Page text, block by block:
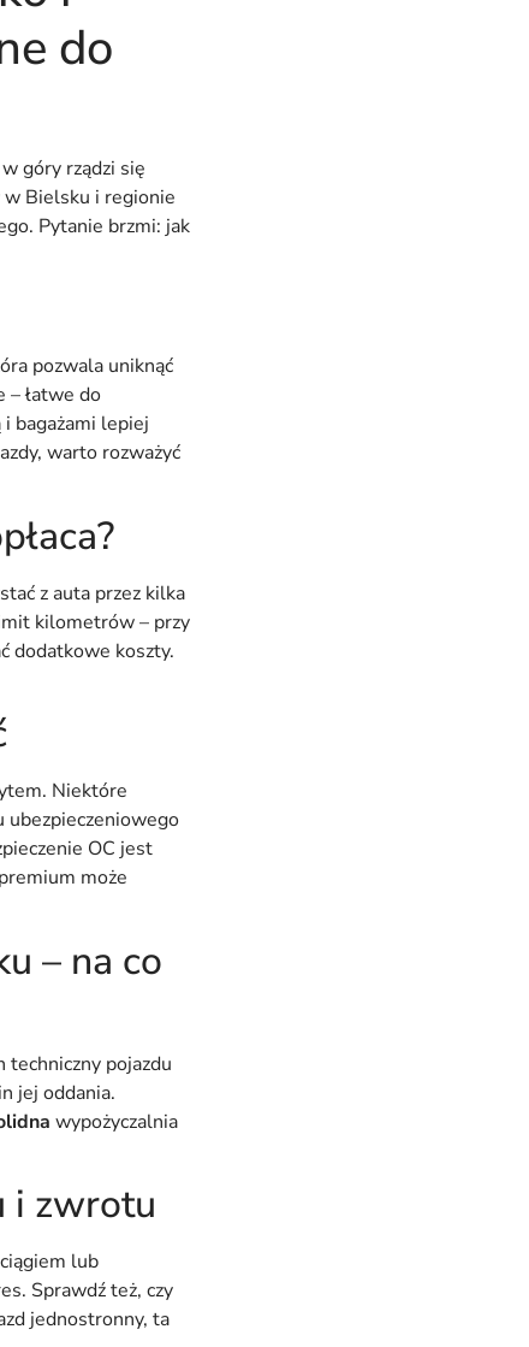
do
góry rządzi się
w Bielsku i regionie
Pytanie brzmi: jak
pozwala uniknąć
– łatwe do
bagażami lepiej
warto rozważyć
z auta przez kilka
kilometrów – przy
dodatkowe koszty.
Niektóre
ubezpieczeniowego
OC jest
może
– na co
techniczny pojazdu
jej oddania.
wypożyczalnia
i zwrotu
lub
Sprawdź też, czy
jednostronny, ta